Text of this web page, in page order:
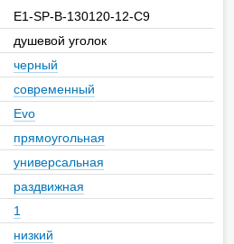
E1-SP-B-130120-12-C9
душевой уголок
черный
современный
Evo
прямоугольная
универсальная
раздвижная
1
низкий